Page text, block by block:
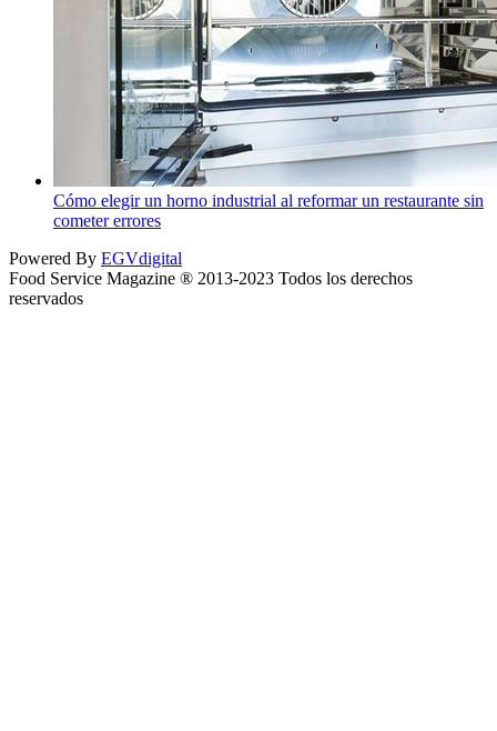
Cómo elegir un horno industrial al reformar un restaurante sin
cometer errores
Powered By EGVdigital
Food Service Magazine ® 2013-2023 Todos los derechos
reservados